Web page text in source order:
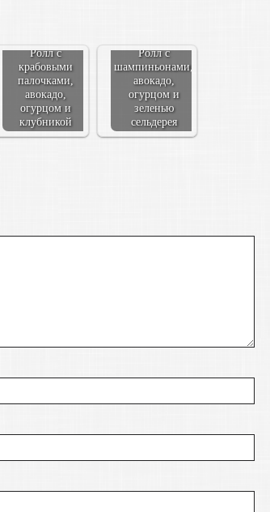
Ролл с
крабовыми
палочками,
авокадо,
огурцом и
клубникой
Ролл с
шампиньонами,
авокадо,
огурцом и
зеленью
сельдерея